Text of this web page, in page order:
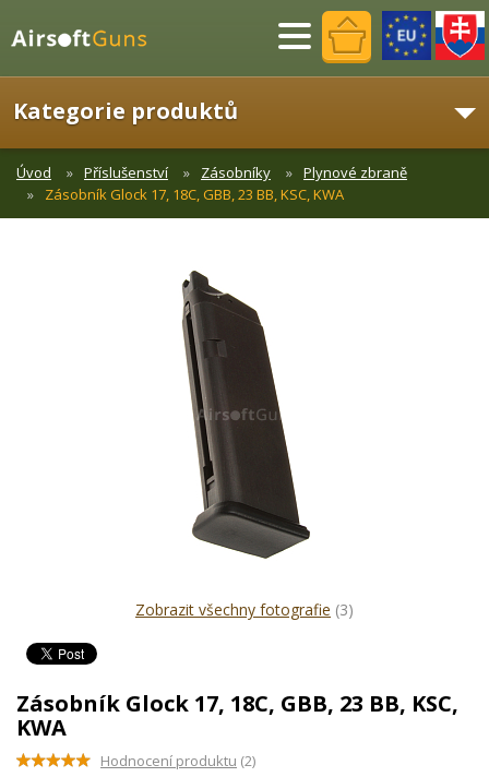
Menu
Kategorie produktů
Úvod Příslušenství Zásobníky
Plynové zbraně
Zásobník Glock 17, 18C, GBB, 23 BB, KSC, KWA
Zobrazit všechny fotografie (3)
Zásobník Glock 17, 18C, GBB, 23 BB, KSC,
KWA
Hodnocení produktu (2)